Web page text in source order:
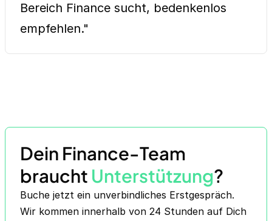
Bereich Finance sucht, bedenkenlos
empfehlen."
Dein Finance-Team
braucht Unterstützung?
Buche jetzt ein unverbindliches Erstgespräch.
Wir kommen innerhalb von 24 Stunden auf Dich